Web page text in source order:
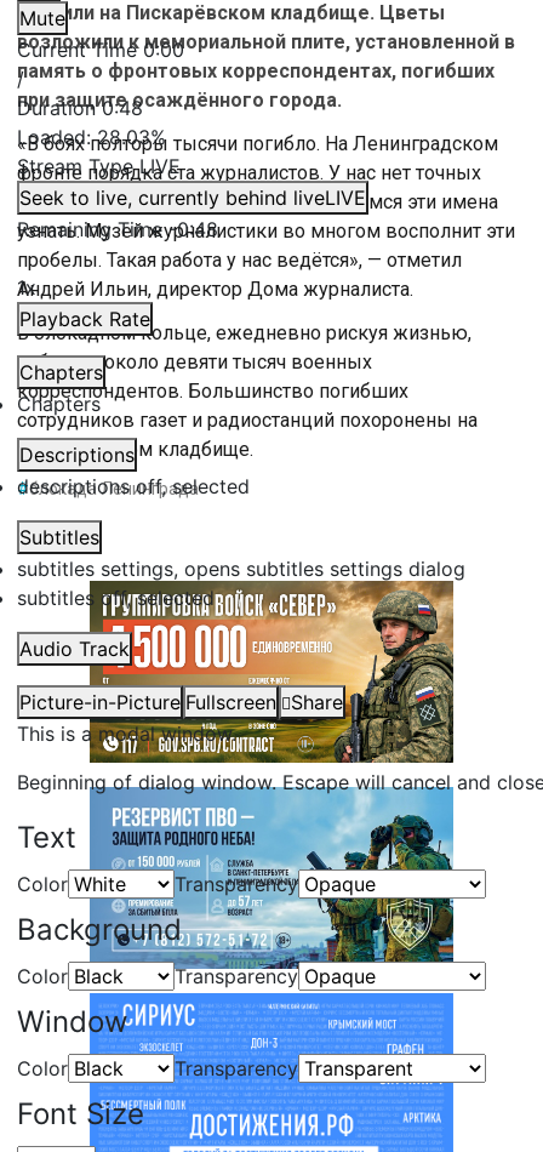
Mute
Current Time 0:00
/
Duration0:48
Loaded:28.03%
Stream TypeLIVE
Seek to live, currently behind liveLIVE
Remaining Time-0:48
1x
Playback Rate
Chapters
Chapters
Descriptions
descriptions off, selected
Subtitles
subtitles settings, opens subtitles settings dialog
subtitles off, selected
Audio Track
Picture-in-Picture Fullscreen
Share
This is a modal window.
Beginning of dialog window. Escape will cancel and
Text
Color Transparency
Background
Color Transparency
Window
Color Transparency
Font Size
почтили на Пискарёвском кладбище. Цветы
возложили к мемориальной плите, установленной в
память о фронтовых корреспондентах, погибших
при защите осаждённого города.
«В боях полторы тысячи погибло. На Ленинградском
фронте порядка ста журналистов. У нас нет точных
цифр. Такая работа ведётся. Мы пытаемся эти имена
узнать. Музей журналистики во многом восполнит эти
пробелы. Такая работа у нас ведётся», — отметил
Андрей Ильин, директор Дома журналиста.
В блокадном кольце, ежедневно рискуя жизнью,
работали около девяти тысяч военных
корреспондентов. Большинство погибших
сотрудников газет и радиостанций похоронены на
Пискарёвском кладбище.
#блокада Ленинграда